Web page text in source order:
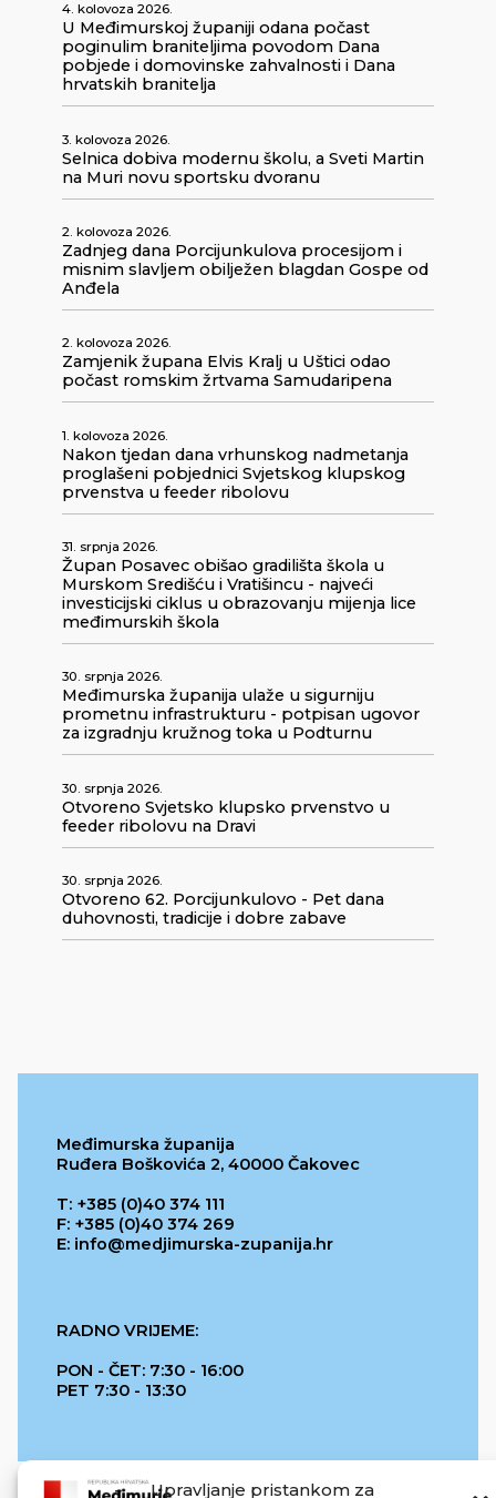
Upravljanje pristankom za
4. kolovoza 2026.
U Međimurskoj županiji odana počast
poginulim braniteljima povodom Dana
pobjede i domovinske zahvalnosti i Dana
hrvatskih branitelja
3. kolovoza 2026.
Selnica dobiva modernu školu, a Sveti Martin
na Muri novu sportsku dvoranu
2. kolovoza 2026.
Zadnjeg dana Porcijunkulova procesijom i
misnim slavljem obilježen blagdan Gospe od
Anđela
2. kolovoza 2026.
Zamjenik župana Elvis Kralj u Uštici odao
počast romskim žrtvama Samudaripena
1. kolovoza 2026.
Nakon tjedan dana vrhunskog nadmetanja
proglašeni pobjednici Svjetskog klupskog
prvenstva u feeder ribolovu
31. srpnja 2026.
Župan Posavec obišao gradilišta škola u
Murskom Središću i Vratišincu - najveći
investicijski ciklus u obrazovanju mijenja lice
međimurskih škola
30. srpnja 2026.
Međimurska županija ulaže u sigurniju
prometnu infrastrukturu - potpisan ugovor
za izgradnju kružnog toka u Podturnu
30. srpnja 2026.
Otvoreno Svjetsko klupsko prvenstvo u
feeder ribolovu na Dravi
30. srpnja 2026.
Otvoreno 62. Porcijunkulovo - Pet dana
duhovnosti, tradicije i dobre zabave
Međimurska županija
Ruđera Boškovića 2, 40000 Čakovec
T: +385 (0)40 374 111
F: +385 (0)40 374 269
E: info@medjimurska-zupanija.hr
RADNO VRIJEME:
PON - ČET: 7:30 - 16:00
PET 7:30 - 13:30